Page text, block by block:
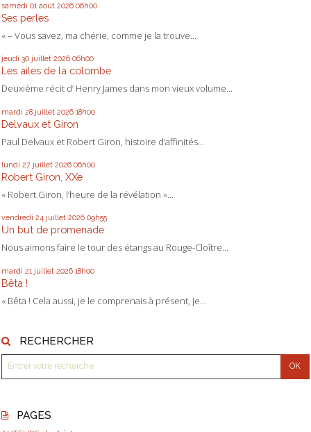
samedi 01 août 2026 06h00
Ses perles
« – Vous savez, ma chérie, comme je la trouve...
jeudi 30 juillet 2026 06h00
Les ailes de la colombe
Deuxième récit d’ Henry James dans mon vieux volume...
mardi 28 juillet 2026 18h00
Delvaux et Giron
Paul Delvaux et Robert Giron, histoire d’affinités...
lundi 27 juillet 2026 06h00
Robert Giron, XXe
« Robert Giron, l’heure de la révélation »...
vendredi 24 juillet 2026 09h55
Un but de promenade
Nous aimons faire le tour des étangs au Rouge-Cloître...
mardi 21 juillet 2026 18h00
Bêta !
« Bêta ! Cela aussi, je le comprenais à présent, je...
RECHERCHER
PAGES